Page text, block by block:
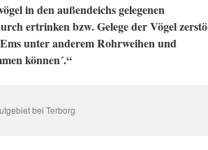
in den außendeichs gelegenen
ertrinken bzw. Gelege der Vögel
unter anderem Rohrweihen und
können´.“
bei Terborg